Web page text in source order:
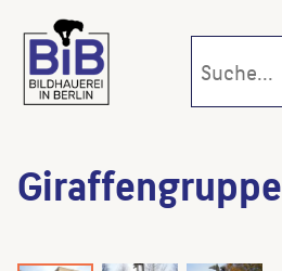
Giraffengruppe